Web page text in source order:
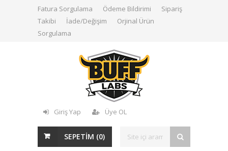
Fatura Sorgulama Ödeme Bildirimi
Sipariş
Takibi
İade/Değişim
Orjinal Ürün
Sorgulama
Giriş Yap Üye OL
SEPETİM (0)